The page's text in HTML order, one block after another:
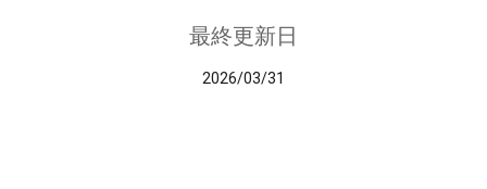
最終更新日
2026/03/31